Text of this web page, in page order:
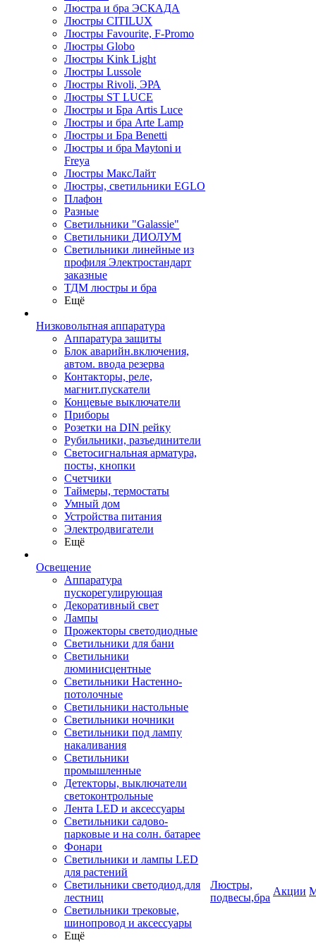
Люстра и бра ЭСКАДА
Люстры CITILUX
Люстры Favourite, F-Promo
Люстры Globo
Люстры Kink Light
Люстры Lussole
Люстры Rivoli, ЭРА
Люстры ST LUCE
Люстры и Бра Artis Luce
Люстры и бра Arte Lamp
Люстры и Бра Benetti
Люстры и бра Maytoni и
Freya
Люстры МаксЛайт
Люстры, светильники EGLO
Плафон
Разные
Светильники "Galassie"
Светильники ДИОЛУМ
Светильники линейные из
профиля Электростандарт
заказные
ТДМ люстры и бра
Ещё
Низковольтная аппаратура
Аппаратура защиты
Блок аварийн.включения,
автом. ввода резерва
Контакторы, реле,
магнит.пускатели
Концевые выключатели
Приборы
Розетки на DIN рейку
Рубильники, разъединители
Светосигнальная арматура,
посты, кнопки
Счетчики
Таймеры, термостаты
Умный дом
Устройства питания
Электродвигатели
Ещё
Освещение
Аппаратура
пускорегулирующая
Декоративный свет
Лампы
Прожекторы светодиодные
Светильники для бани
Светильники
люминисцентные
Светильники Настенно-
потолочные
Светильники настольные
Светильники ночники
Светильники под лампу
накаливания
Светильники
промышленные
Детекторы, выключатели
светоконтрольные
Лента LED и аксессуары
Светильники садово-
парковые и на солн. батарее
Фонари
Светильники и лампы LED
для растений
Светильники светодиод.для
лестниц
Светильники трековые,
шинопровод и аксессуары
Ещё
Люстры,
подвесы,бра
Акции